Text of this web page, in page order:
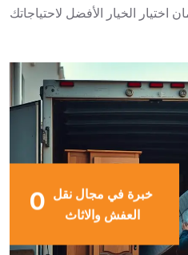
خبرة في مجال نقل